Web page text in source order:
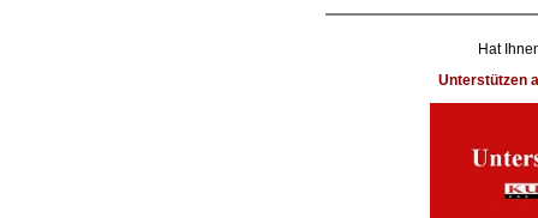
Hat
Unterstützen